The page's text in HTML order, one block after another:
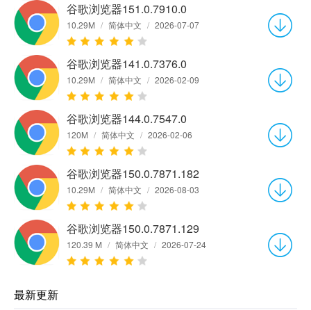
谷歌浏览器151.0.7910.0
10.29M / 简体中文 / 2026-07-07
谷歌浏览器141.0.7376.0
10.29M / 简体中文 / 2026-02-09
谷歌浏览器144.0.7547.0
120M / 简体中文 / 2026-02-06
谷歌浏览器150.0.7871.182
10.29M / 简体中文 / 2026-08-03
谷歌浏览器150.0.7871.129
120.39 M / 简体中文 / 2026-07-24
最新更新